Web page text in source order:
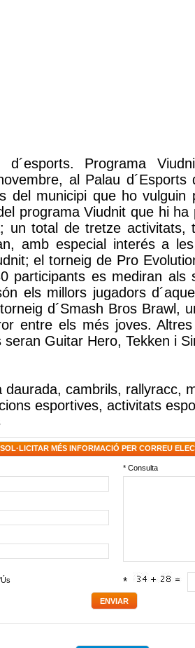
d´esports. Programa
al Palau
del municipi que ho vulguin
programa Viudnit que hi
un total de tretze activitats,
amb especial interés a
el torneig de Pro
participants es mediran als
els millors jugadors
d´Smash Bros Brawl,
entre els més joves.
seran Guitar Hero, Tekken i
daurada, cambrils, rallyracc,
esportives, activitats
SOL·LICITAR MÉS INFORMACIÓ PER CORREU
* Consulta
*